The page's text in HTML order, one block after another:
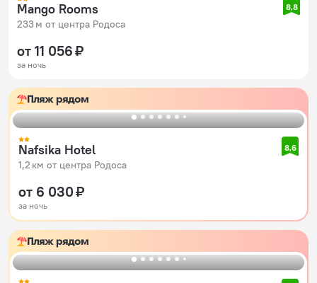
Mango Rooms
233 м от центра Родоса
8,8
от 11 056 ₽
за ночь
Пляж рядом
Nafsika Hotel
1,2 км от центра Родоса
8,6
от 6 030 ₽
за ночь
Пляж рядом